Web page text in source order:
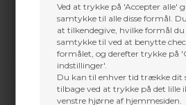
Ved at trykke på 'Accepter alle'
samtykke til alle disse formål.
at tilkendegive, hvilke formål
samtykke til ved at benytte
formålet, og derefter trykke på
indstillinger'.
Du kan til enhver tid trække dit
tilbage ved at trykke på det lille
venstre hjørne af hjemmesiden.